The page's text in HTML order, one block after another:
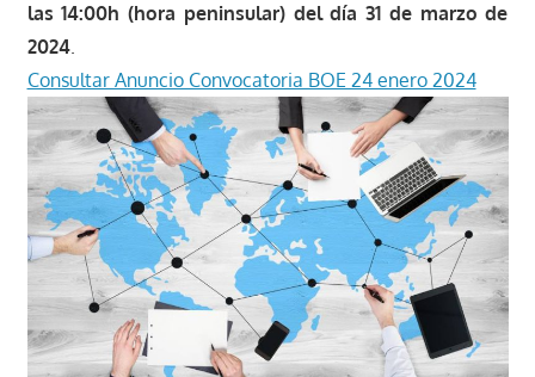
las 14:00h (hora peninsular) del día 31 de marzo de
2024.
Consultar Anuncio Convocatoria BOE 24 enero 2024